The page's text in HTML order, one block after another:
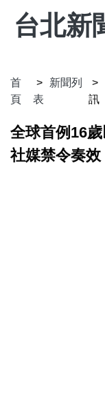
台北新
首
頁
新聞列
表
訊
全球首例16
社媒禁令奏